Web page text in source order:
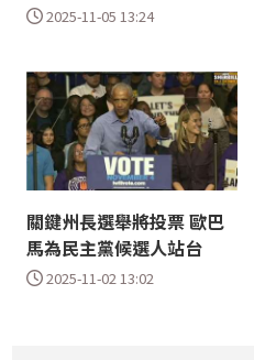
2025-11-05 13:24
關鍵州長選舉將投票 歐巴
馬為民主黨候選人站台
2025-11-02 13:02